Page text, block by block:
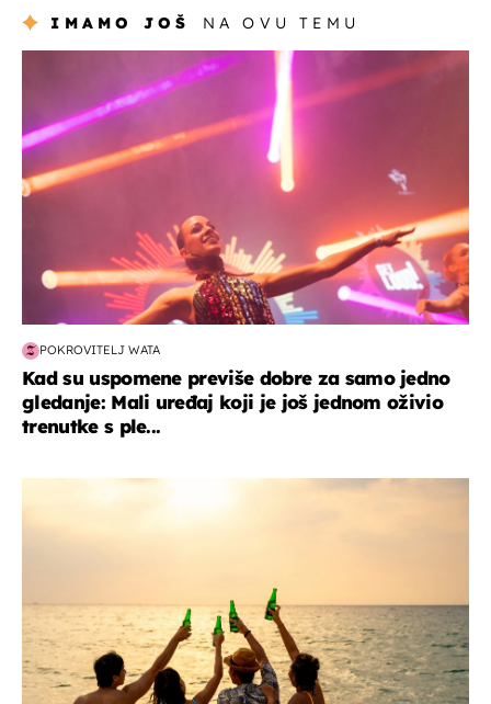
IMAMO JOŠ NA OVU TEMU
POKROVITELJ WATA
Kad su uspomene previše dobre za samo jedno
gledanje: Mali uređaj koji je još jednom oživio
trenutke s ple...